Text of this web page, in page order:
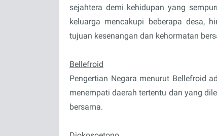
sejahtera demi kehidupan yang
keluarga mencakupi beberapa desa,
tujuan kesenangan dan kehormatan
Bellefroid
Pengertian Negara menurut Bellefroid
menempati daerah tertentu dan yang
bersama.